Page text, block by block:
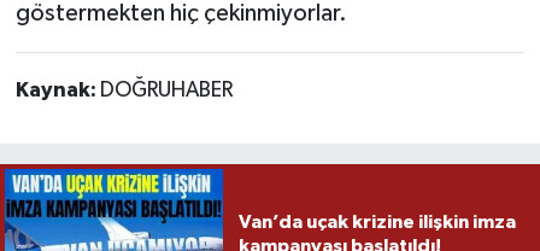
göstermekten hiç çekinmiyorlar.
Kaynak: DOĞRUHABER
Van’da uçak krizine ilişkin imza
kampanyası başlatıldı!